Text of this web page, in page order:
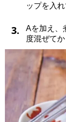
ップを入
3.
Aを加え、
度混ぜて